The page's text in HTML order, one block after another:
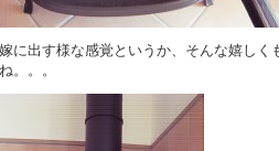
に出す様な感覚というか、そんな嬉しく
。。。